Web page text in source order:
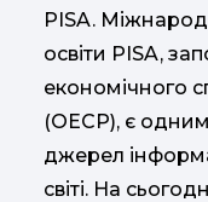
PISA.
освіти PISA,
економічного
(ОЕСР), є одним
джерел
світі. На